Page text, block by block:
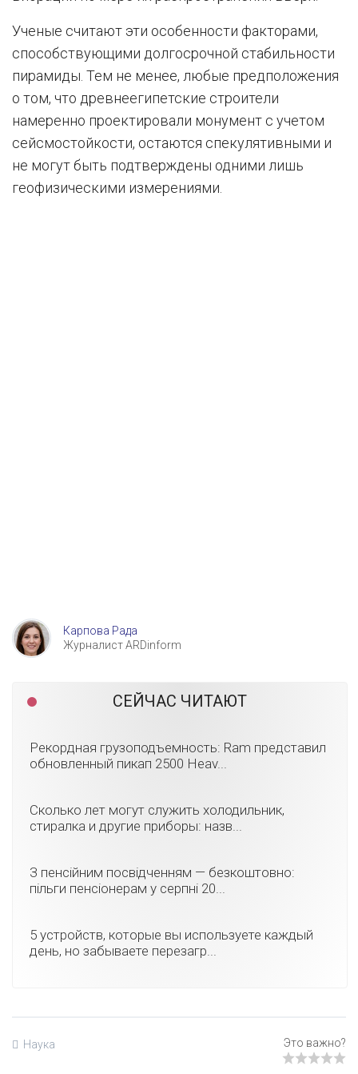
Ученые считают эти особенности факторами,
способствующими долгосрочной стабильности
пирамиды. Тем не менее, любые предположения
о том, что древнеегипетские строители
намеренно проектировали монумент с учетом
сейсмостойкости, остаются спекулятивными и
не могут быть подтверждены одними лишь
геофизическими измерениями.
Карпова Рада
Журналист ARDinform
СЕЙЧАС ЧИТАЮТ
Рекордная грузоподъемность: Ram представил
обновленный пикап 2500 Heav...
Сколько лет могут служить холодильник,
стиралка и другие приборы: назв...
З пенсійним посвідченням — безкоштовно:
пільги пенсіонерам у серпні 20...
5 устройств, которые вы используете каждый
день, но забываете перезагр...
Наука